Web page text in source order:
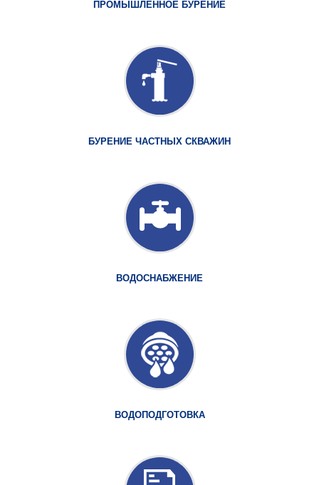
ПРОМЫШЛЕННОЕ БУРЕНИЕ
БУРЕНИЕ ЧАСТНЫХ СКВАЖИН
ВОДОСНАБЖЕНИЕ
ВОДОПОДГОТОВКА